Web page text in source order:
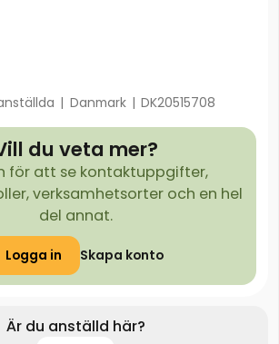
| Danmark | DK20515708
du veta mer?
för att se kontaktuppgifter,
verksamhetsorter och en hel
del annat.
Logga in Skapa konto
Är du anställd här?